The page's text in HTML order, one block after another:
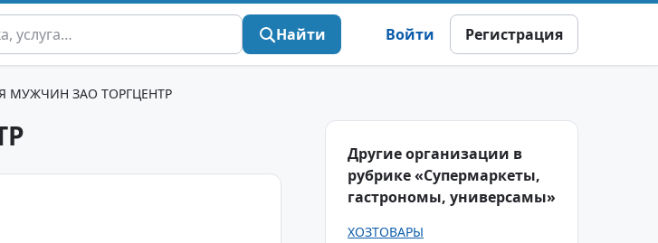
Найти Войти Регистрация
МУЖЧИН ЗАО ТОРГЦЕНТР
Другие организации в
рубрике «Супермаркеты,
гастрономы, универсамы»
ХОЗТОВАРЫ